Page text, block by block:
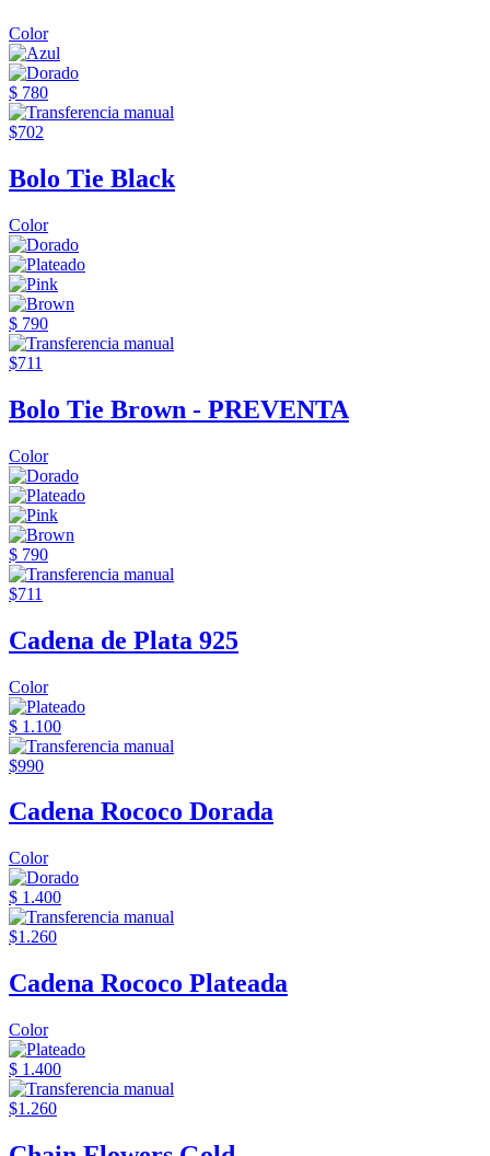
Color
$ 780
$702
Bolo Tie Black
Color
$ 790
$711
Bolo Tie Brown - PREVENTA
Color
$ 790
$711
Cadena de Plata 925
Color
$ 1.100
$990
Cadena Rococo Dorada
Color
$ 1.400
$1.260
Cadena Rococo Plateada
Color
$ 1.400
$1.260